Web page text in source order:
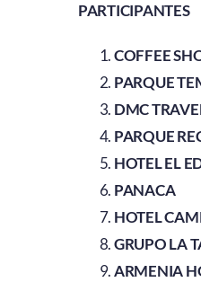
PARTICIPANTES
COFFEE
PARQUE
DMC
PARQUE
HOTEL EL
PANACA
HOTEL
GRUPO LA
ARMENIA